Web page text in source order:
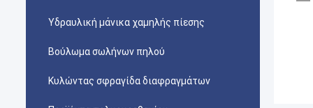
Υδραυλική μάνικα χαμηλής πίεσης
Βούλωμα σωλήνων πηλού
Κυλώντας σφραγίδα διαφραγμάτων